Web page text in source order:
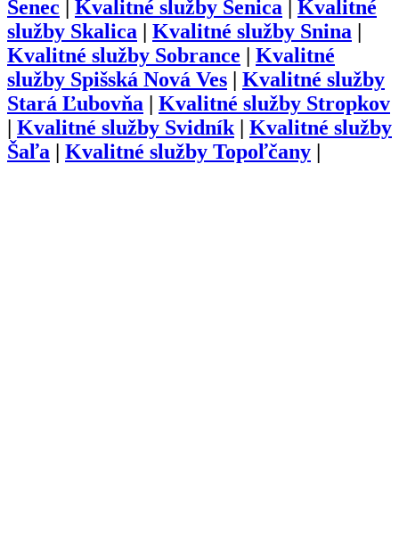
Senec
Kvalitné služby Senica
Kvalitné
služby Skalica Kvalitné služby Snina
Kvalitné služby Sobrance
Kvalitné
služby Spišská Nová Ves
Kvalitné služby
Stará Ľubovňa
Kvalitné služby Stropkov
Kvalitné služby Svidník| Kvalitné služby
Šaľa
Kvalitné služby Topoľčany